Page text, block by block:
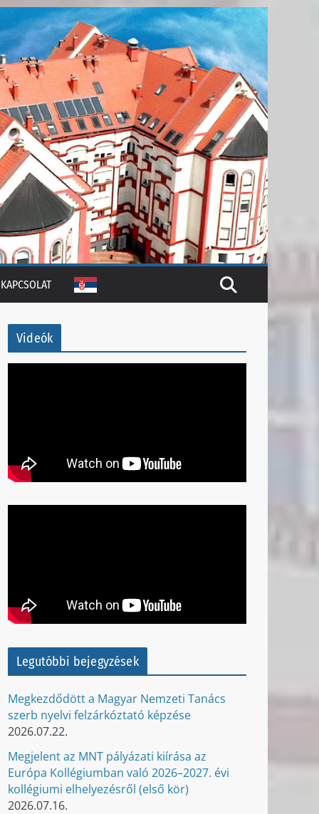
KAPCSOLAT
Videók
Legutóbbi bejegyzések
Megkezdődött a Magyar Nemzeti Tanács
szerb nyelvi felzárkóztató képzése
2026.07.22.
Megjelent az MNT pályázati kiírása az
Európa Kollégiumban való 2026–2027. évi
kollégiumi elhelyezésről (első kör)
2026.07.16.